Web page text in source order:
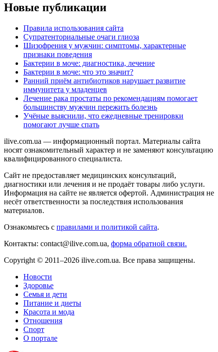
Новые публикации
Правила использования сайта
Супратенториальные очаги глиоза
Шизофрения у мужчин: симптомы, характерные
признаки поведения
Бактерии в моче: диагностика, лечение
Бактерии в моче: что это значит?
Ранний приём антибиотиков нарушает развитие
иммунитета у младенцев
Лечение рака простаты по рекомендациям помогает
большинству мужчин пережить болезнь
Учёные выяснили, что ежедневные тренировки
помогают лучше спать
ilive.com.ua — информационный портал. Материалы сайта
носят ознакомительный характер и не заменяют консультацию
квалифицированного специалиста.
Сайт не предоставляет медицинских консультаций,
диагностики или лечения и не продаёт товары либо услуги.
Информация на сайте не является офертой. Администрация не
несёт ответственности за последствия использования
материалов.
Ознакомьтесь с правилами и политикой сайта.
Контакты: contact@ilive.com.ua, форма обратной связи.
Copyright © 2011–2026 ilive.com.ua. Все права защищены.
Новости
Здоровье
Семья и дети
Питание и диеты
Красота и мода
Отношения
Спорт
О портале